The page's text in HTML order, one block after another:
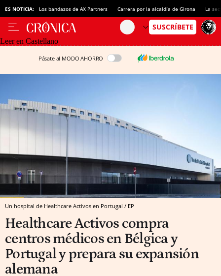
ES NOTICIA: Los bandazos de AX Partners Carrera por la alcaldía de Girona La
Leer en Castellano
Pásate al MODO AHORRO
Un hospital de Healthcare Activos en Portugal / EP
Healthcare Activos compra
centros médicos en Bélgica y
Portugal y prepara su expansión
alemana